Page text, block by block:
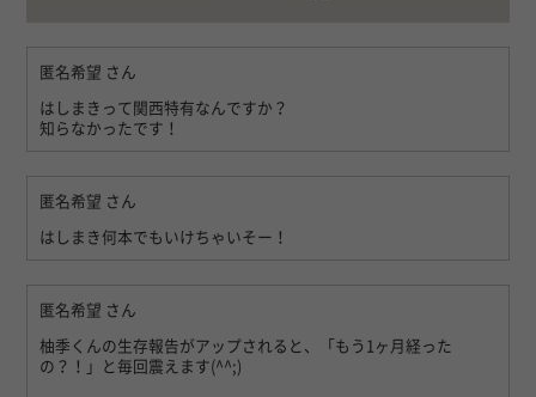
匿名希望 さん
はしまきって関西特有なんですか？
知らなかったです！
匿名希望 さん
はしまき何本でもいけちゃいそー！
匿名希望 さん
柚季くんの生存報告がアップされると、「もう1ヶ月経った
の？！」と毎回震えます(^^;)